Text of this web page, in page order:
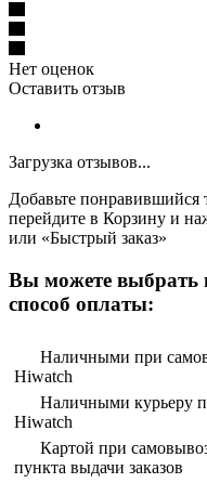
Нет оценок
Оставить отзыв
Загрузка отзывов...
Добавьте понравившийся
перейдите в Корзину и
или «Быстрый заказ»
Вы можете выбрать
способ оплаты:
Наличными при
Hiwatch
Наличными курьеру
Hiwatch
Картой при
пункта выдачи заказов